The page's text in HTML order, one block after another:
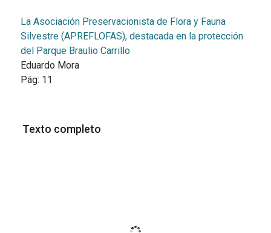
La Asociación Preservacionista de Flora y Fauna
Silvestre (APREFLOFAS), destacada en la protección
del Parque Braulio Carrillo
Eduardo Mora
Pág: 11
Texto completo